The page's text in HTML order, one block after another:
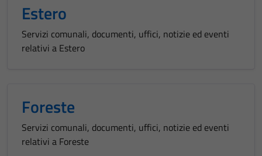
Estero
Servizi comunali, documenti, uffici, notizie ed eventi
relativi a Estero
Foreste
Servizi comunali, documenti, uffici, notizie ed eventi
relativi a Foreste